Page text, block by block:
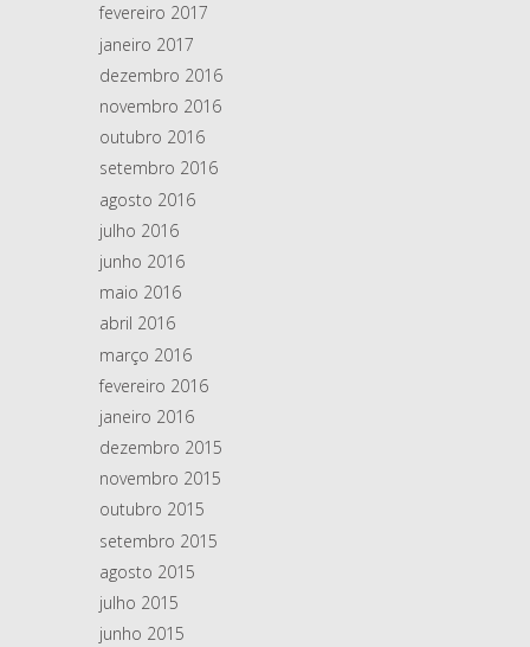
fevereiro 2017
janeiro 2017
dezembro 2016
novembro 2016
outubro 2016
setembro 2016
agosto 2016
julho 2016
junho 2016
maio 2016
abril 2016
março 2016
fevereiro 2016
janeiro 2016
dezembro 2015
novembro 2015
outubro 2015
setembro 2015
agosto 2015
julho 2015
junho 2015